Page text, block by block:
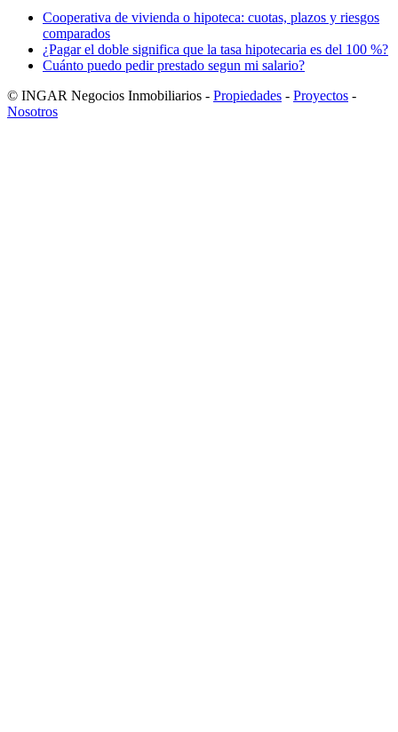
Cooperativa de vivienda o hipoteca: cuotas, plazos y riesgos
comparados
¿Pagar el doble significa que la tasa hipotecaria es del 100 %?
Cuánto puedo pedir prestado segun mi salario?
© INGAR Negocios Inmobiliarios - Propiedades - Proyectos -
Nosotros